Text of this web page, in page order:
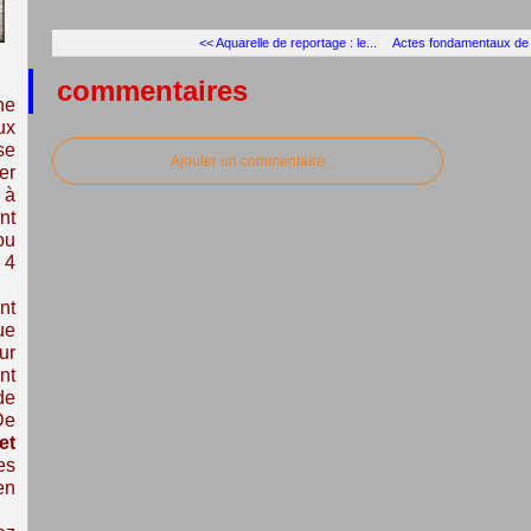
et
<< Aquarelle de reportage : le... Actes fondamentaux de
commentaires
Ajouter un commentaire